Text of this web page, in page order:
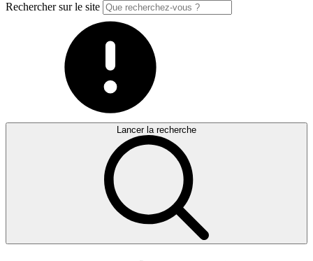
Rechercher sur le site
Lancer la recherche